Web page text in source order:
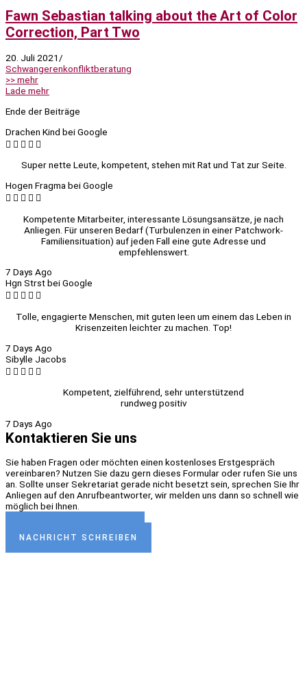
Fawn Sebastian talking about the Art of Color
Correction, Part Two
20. Juli 2021/
Schwangerenkonfliktberatung
>> mehr
Lade mehr
Ende der Beiträge
Drachen Kind bei Google
    
Super nette Leute, kompetent, stehen mit Rat und Tat zur Seite.
Hogen Fragma bei Google
    
Kompetente Mitarbeiter, interessante Lösungsansätze, je nach
Anliegen. Für unseren Bedarf (Turbulenzen in einer Patchwork-
Familiensituation) auf jeden Fall eine gute Adresse und
empfehlenswert.
7 Days Ago
Hgn Strst bei Google
    
Tolle, engagierte Menschen, mit guten Ieen um einem das Leben in
Krisenzeiten leichter zu machen. Top!
7 Days Ago
Sibylle Jacobs
    
Kompetent, zielführend, sehr unterstützend
rundweg positiv
7 Days Ago
Kontaktieren Sie uns
Sie haben Fragen oder möchten einen kostenloses Erstgespräch
vereinbaren? Nutzen Sie dazu gern dieses Formular oder rufen Sie uns
an. Sollte unser Sekretariat gerade nicht besetzt sein, sprechen Sie Ihr
Anliegen auf den Anrufbeantworter, wir melden uns dann so schnell wie
möglich bei Ihnen.
NACHRICHT SCHREIBEN